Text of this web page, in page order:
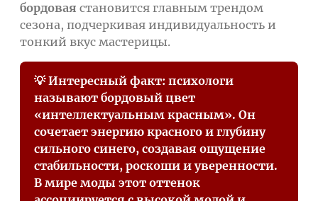
бордовая становится главным трендом
сезона, подчеркивая индивидуальность и
тонкий вкус мастерицы.
💡 Интересный факт: психологи
называют бордовый цвет
«интеллектуальным красным». Он
сочетает энергию красного и глубину
сильного синего, создавая ощущение
стабильности, роскоши и уверенности.
В мире моды этот оттенок